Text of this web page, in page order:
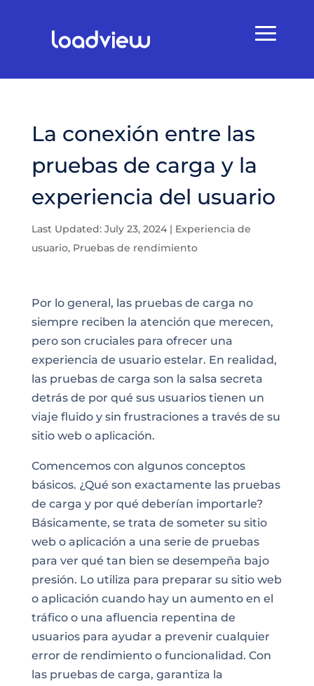
La conexión entre las
pruebas de carga y la
experiencia del usuario
Last Updated: July 23, 2024| Experiencia de
usuario, Pruebas de rendimiento
Por lo general, las pruebas de carga no
siempre reciben la atención que merecen,
pero son cruciales para ofrecer una
experiencia de usuario estelar. En realidad,
las pruebas de carga son la salsa secreta
detrás de por qué sus usuarios tienen un
viaje fluido y sin frustraciones a través de su
sitio web o aplicación.
Comencemos con algunos conceptos
básicos. ¿Qué son exactamente las pruebas
de carga y por qué deberían importarle?
Básicamente, se trata de someter su sitio
web o aplicación a una serie de pruebas
para ver qué tan bien se desempeña bajo
presión. Lo utiliza para preparar su sitio web
o aplicación cuando hay un aumento en el
tráfico o una afluencia repentina de
usuarios para ayudar a prevenir cualquier
error de rendimiento o funcionalidad. Con
las pruebas de carga, garantiza la